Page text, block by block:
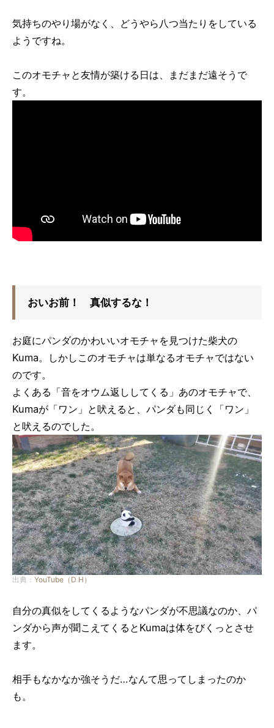
気持ちのやり場がなく、どうやら八つ当たりをしている
ようですね。
このオモチャと友情が築ける日は、まだまだ遠そうで
す。
おいお前！ 真似するな！
お庭にパンダのかわいいオモチャを見つけた柴犬の
Kuma。しかしこのオモチャは単なるオモチャではない
のです。
よくある「音をオウム返ししてくる」あのオモチャで、
Kumaが「ワン」と吠えると、パンダも同じく「ワン」
と吠えるのでした。
出典： YouTube（D H）
自分の真似をしてくるようなパンダが不思議なのか、パ
ンダから声が聞こえてくるとKumaは体をびくっとさせ
ます。
相手もなかなか強そうだ…なんて思ってしまったのか
も。